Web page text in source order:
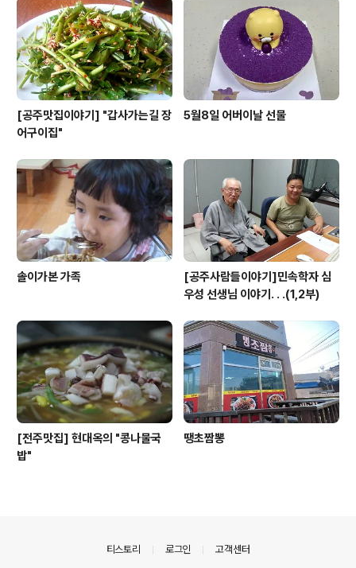
[공주맛집이야기] "갑사가는길 장
어구이집"
5월8일 어버이날 선물
솔이가본 가족
[공주사람들이야기]민속학자 심
우성 선생님 이야기. . .(1,2부)
[전주맛집] 현대옥의 "콩나물국
밥"
땡초짬뽕
티스토리 로그인 고객센터